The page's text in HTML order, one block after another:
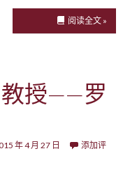
阅读全文 »
教授——罗
年 4 月 27 日
添加评